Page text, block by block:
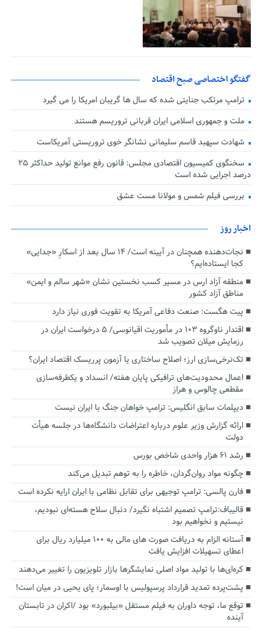
گفتگو اختصاصی صبح اقتصاد
ترامپ مرتکب جنایتی شده که سال ها گریبان امریکا را می گیرد
ملت و جمهوری اسلامی ایران قربانی تروریسم هستند
شهادت سپهبد قاسم سلیمانی نشانگر خوی تروریستی آمریکاست
سخنگوی کمیسیون اقتصادی مجلس: قانون رفع موانع تولید حداکثر ۲۵
درصد اجرایی شده است
بررسی فیلم شمس و مولانا مست عشق
اخبار روز
نجات‌دهنده‌ همچنان در آیینه است/ ۱۴ سال بعد از اسکارِ «جدایی»
کجا ایستاده‌ایم؟
منطقه آزاد ارس در مسیر کسب نخستین نشان «شهر سالم و ایمن»
مناطق آزاد کشور
پیت هگست: صنعت دفاعی آمریکا به تقویت فوری نیاز دارد
اقتدار ناوگروه ۱۰۳ در مأموریت‌ اقیانوسی/ ۵ درخواست ایران در
رزمایش میلان تصویب شد
تک‌نرخی‌سازی ارز؛ اصلاح ساختاری یا آزمون پرریسک اقتصاد ایران؟
اعمال محدودیت‌های ترافیکی پایان هفته/ انسداد و یکطرفه‌سازی
مقطعی چالوس و هراز
دیپلمات سابق انگلیس:‌ ترامپ خواهان جنگ با ایران نیست
ارائه گزارش وزیر علوم درباره اعتراضات دانشگاه‌ها در جلسه هیأت
دولت
رشد ۶۱ هزار واحدی شاخص بورس
چگونه مواد روان‌گردان، خاطره را به توهم تبدیل می‌کند
فارن پالسی: ترامپ توجیهی برای تقابل نظامی با ایران ارایه نکرده است
قالیباف:ترامپ تصمیم اشتباه نگیرد/ دنبال سلاح هسته‌ای نبودیم،
نیستیم و نخواهیم بود
آستانه الزام به دریافت صورت های مالی به ۱۰۰ میلیارد ریال برای
اعطای تسهیلات افزایش یافت
کره‌ای‌ها با تولید مواد اصلی نمایشگرها بازار تلویزیون را تغییر می‌دهند
پشت‌پرده تمدید قرارداد پرسپولیس با اوسمار؛ پای یحیی در میان است!
توقع ما، توجه داوران به فیلم مستقل «بیلبورد» بود /اکران در تابستان
آینده